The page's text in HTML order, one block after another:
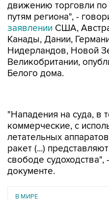
движению торговли
путям региона", -
заявлении США,
Канады, Дании,
Нидерландов, Новой
Великобритании,
Белого дома.
летательных
ракет (...)
свободе судоходства",
документе.
В МИРЕ